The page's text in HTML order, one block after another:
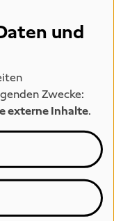
und
Zwecke:
externe Inhalte.